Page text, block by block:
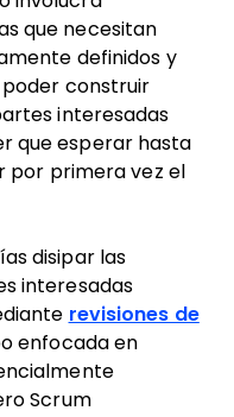
que necesitan
definidos y
poder construir
interesadas
que esperar hasta
por primera vez el
disipar las
interesadas
revisiones de
enfocada en
Scrum